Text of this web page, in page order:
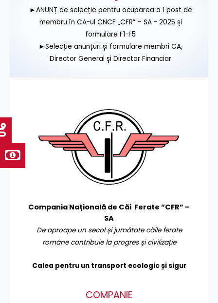
►ANUNȚ de selecție pentru ocuparea a 1 post de
membru în CA-ul CNCF „CFR” – SA - 2025 și
formulare F1-F5
►Selecție anunțuri și formulare membri CA,
Director General și Director Financiar
Compania Națională de Căi Ferate ”CFR” –
SA
De aproape un secol și jumătate căile ferate
române contribuie la progres și civilizație
Calea pentru un transport ecologic și sigur
COMPANIE